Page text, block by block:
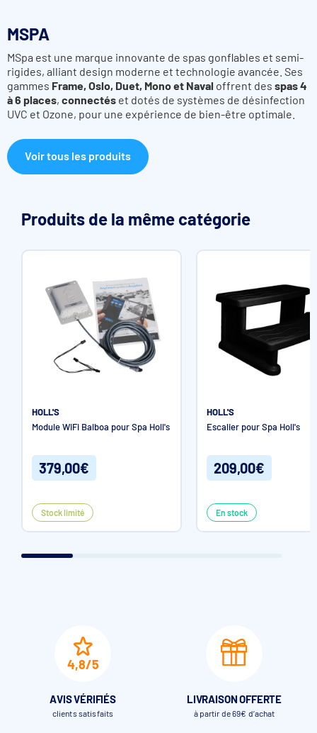
MSPA
MSpa est une marque innovante de spas gonflables et semi-
rigides, alliant design moderne et technologie avancée. Ses
gammes Frame, Oslo, Duet, Mono et Naval offrent des spas 4
à 6 places, connectés et dotés de systèmes de désinfection
UVC et Ozone, pour une expérience de bien-être optimale.
Voir tous les produits
Produits de la même catégorie
HOLL'S
Module WiFi Balboa pour Spa Holl's
379,00€
Stock limité
HOLL'S
Escalier pour Spa Holl's
209,00€
En stock
4,8/5
AVIS VÉRIFIÉS
clients satisfaits
LIVRAISON OFFERTE
à partir de 69€ d’achat